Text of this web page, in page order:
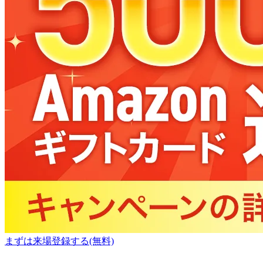
まずは来場登録する(無料)